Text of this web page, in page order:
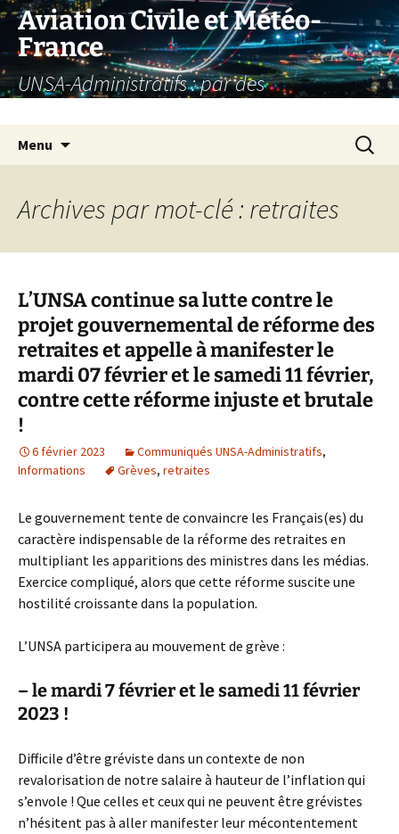
Aller
contenu
Aviation Civile et Météo-
France
UNSA-Administratifs : par des
Menu
Archives par mot-clé : retraites
L’UNSA continue sa lutte contre le
projet gouvernemental de réforme des
retraites et appelle à manifester le
mardi 07 février et le samedi 11 février,
contre cette réforme injuste et brutale
!
6 février 2023 Communiqués UNSA-Administratifs,
Informations
Grèves, retraites
Le gouvernement tente de convaincre les Français(es) du
caractère indispensable de la réforme des retraites en
multipliant les apparitions des ministres dans les médias.
Exercice compliqué, alors que cette réforme suscite une
hostilité croissante dans la population.
L’UNSA participera au mouvement de grève :
– le mardi 7 février et le samedi 11 février
2023 !
Difficile d’être gréviste dans un contexte de non
revalorisation de notre salaire à hauteur de l’inflation qui
s’envole ! Que celles et ceux qui ne peuvent être grévistes
n’hésitent pas à aller manifester leur mécontentement